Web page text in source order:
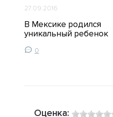
27.09.2016
В Мексике родился
уникальный ребенок
0
Оценка: